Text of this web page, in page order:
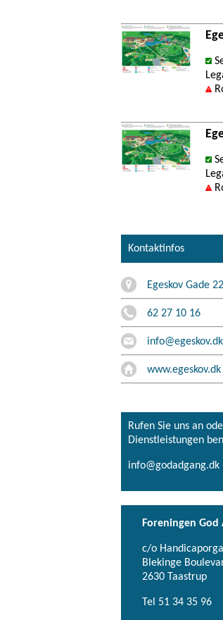
Kontaktinfos
Egeskov Gade
62 27 10 16
info@egeskov.dk
www.egeskov.dk
Rufen Sie uns an
Dienstleistungen
Foreningen God
c/o
Blekinge
2630 Taastrup
Tel 51 34 35 96